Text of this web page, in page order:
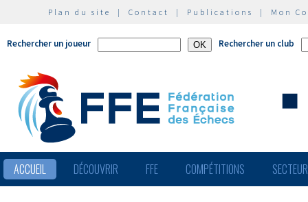
Plan du site | Contact | Publications | Mon
Rechercher un joueur Rechercher un club
ACCUEIL DÉCOUVRIR FFE COMPÉTITIONS